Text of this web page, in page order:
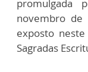
promulgada
novembro de
exposto
Sagradas